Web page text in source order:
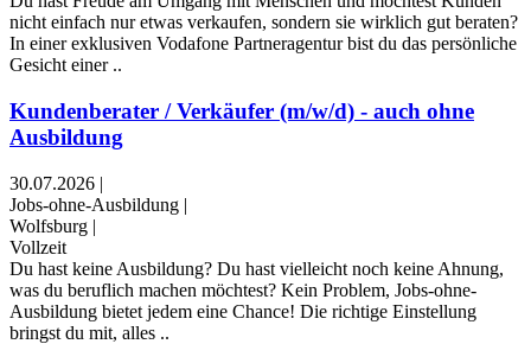
nicht einfach nur etwas verkaufen, sondern sie wirklich gut beraten?
In einer exklusiven Vodafone Partneragentur bist du das persönliche
Gesicht einer ..
Kundenberater / Verkäufer (m/w/d) - auch ohne
Ausbildung
30.07.2026 |
Jobs-ohne-Ausbildung |
Wolfsburg |
Vollzeit
Du hast keine Ausbildung? Du hast vielleicht noch keine Ahnung,
was du beruflich machen möchtest? Kein Problem, Jobs-ohne-
Ausbildung bietet jedem eine Chance! Die richtige Einstellung
bringst du mit, alles ..